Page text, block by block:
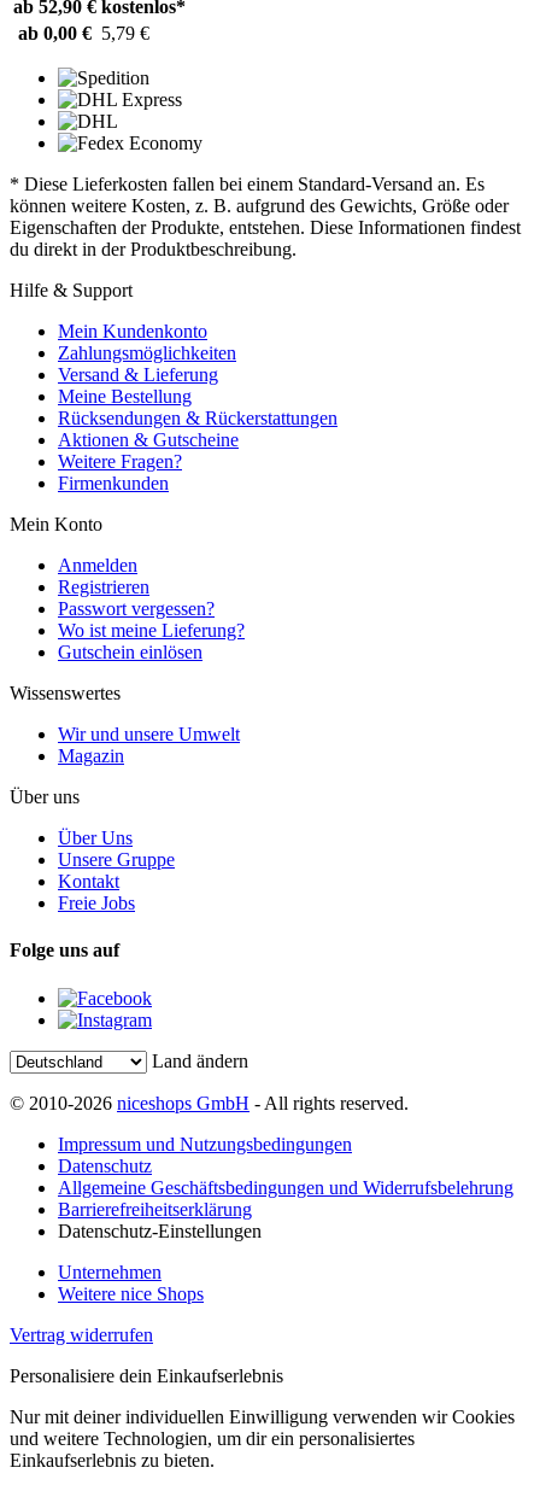
ab 52,90 € kostenlos*
ab 0,00 € 5,79 €
* Diese Lieferkosten fallen bei einem Standard-Versand an. Es
können weitere Kosten, z. B. aufgrund des Gewichts, Größe oder
Eigenschaften der Produkte, entstehen. Diese Informationen findest
du direkt in der Produktbeschreibung.
Hilfe & Support
Mein Kundenkonto
Zahlungsmöglichkeiten
Versand & Lieferung
Meine Bestellung
Rücksendungen & Rückerstattungen
Aktionen & Gutscheine
Weitere Fragen?
Firmenkunden
Mein Konto
Anmelden
Registrieren
Passwort vergessen?
Wo ist meine Lieferung?
Gutschein einlösen
Wissenswertes
Wir und unsere Umwelt
Magazin
Über uns
Über Uns
Unsere Gruppe
Kontakt
Freie Jobs
Folge uns auf
Land ändern
© 2010-2026 niceshops GmbH - All rights reserved.
Impressum und Nutzungsbedingungen
Datenschutz
Allgemeine Geschäftsbedingungen und Widerrufsbelehrung
Barrierefreiheitserklärung
Datenschutz-Einstellungen
Unternehmen
Weitere nice Shops
Vertrag widerrufen
Personalisiere dein Einkaufserlebnis
Nur mit deiner individuellen Einwilligung verwenden wir Cookies
und weitere Technologien, um dir ein personalisiertes
Einkaufserlebnis zu bieten.